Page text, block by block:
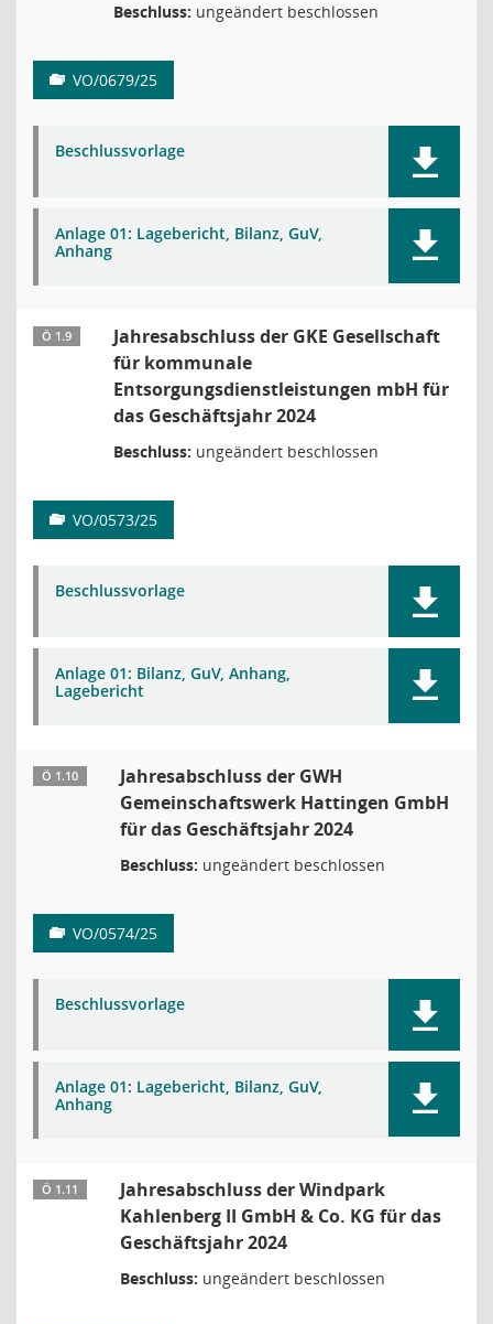
Beschluss: ungeändert beschlossen
VO/0679/25
Beschlussvorlage
Anlage 01: Lagebericht, Bilanz, GuV,
Anhang
Ö 1.9
Jahresabschluss der GKE Gesellschaft
für kommunale
Entsorgungsdienstleistungen mbH für
das Geschäftsjahr 2024
Beschluss: ungeändert beschlossen
VO/0573/25
Beschlussvorlage
Anlage 01: Bilanz, GuV, Anhang,
Lagebericht
Ö 1.10
Jahresabschluss der GWH
Gemeinschaftswerk Hattingen GmbH
für das Geschäftsjahr 2024
Beschluss: ungeändert beschlossen
VO/0574/25
Beschlussvorlage
Anlage 01: Lagebericht, Bilanz, GuV,
Anhang
Ö 1.11
Jahresabschluss der Windpark
Kahlenberg II GmbH & Co. KG für das
Geschäftsjahr 2024
Beschluss: ungeändert beschlossen